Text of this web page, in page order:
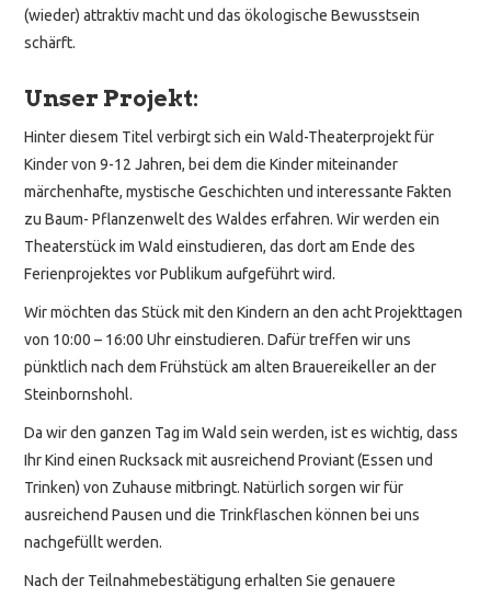
(wieder) attraktiv macht und das ökologische Bewusstsein
schärft.
Unser Projekt:
Hinter diesem Titel verbirgt sich ein Wald-Theaterprojekt für
Kinder von 9-12 Jahren, bei dem die Kinder miteinander
märchenhafte, mystische Geschichten und interessante Fakten
zu Baum- Pflanzenwelt des Waldes erfahren. Wir werden ein
Theaterstück im Wald einstudieren, das dort am Ende des
Ferienprojektes vor Publikum aufgeführt wird.
Wir möchten das Stück mit den Kindern an den acht Projekttagen
von 10:00 – 16:00 Uhr einstudieren. Dafür treffen wir uns
pünktlich nach dem Frühstück am alten Brauereikeller an der
Steinbornshohl.
Da wir den ganzen Tag im Wald sein werden, ist es wichtig, dass
Ihr Kind einen Rucksack mit ausreichend Proviant (Essen und
Trinken) von Zuhause mitbringt. Natürlich sorgen wir für
ausreichend Pausen und die Trinkflaschen können bei uns
nachgefüllt werden.
Nach der Teilnahmebestätigung erhalten Sie genauere